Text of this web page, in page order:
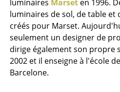
Pièces détachées
... voir tous les rangements
Luminaires
Suspensions & Plafonniers
luminaires Marset en 1996.
luminaires de sol, de table et
créés pour Marset.
seulement un designer de
dirige également son propre
2002 et il enseigne à l'école
Barcelone.